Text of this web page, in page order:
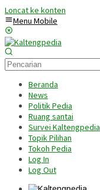
Loncat ke konten
Menu Mobile
Beranda
News
Politik Pedia
Ruang santai
Survei Kaltengpedia
Topik Pilihan
Tokoh Pedia
Log In
Log Out